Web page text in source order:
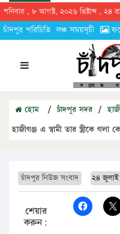
শনিবার , ৮ আগস্ট, ২০২৬ খ্রিষ্টাব্দ , ২৪
চাঁদপুর পরিচিতি লঞ্চ সময়সূচী
হোম / চাঁদপুর সদর /
হাজীগঞ্জ এ স্বামী তার স্ত্রীকে গলা
চাঁদপুর নিউজ সংবাদ ২৪
শেয়ার
করুন: